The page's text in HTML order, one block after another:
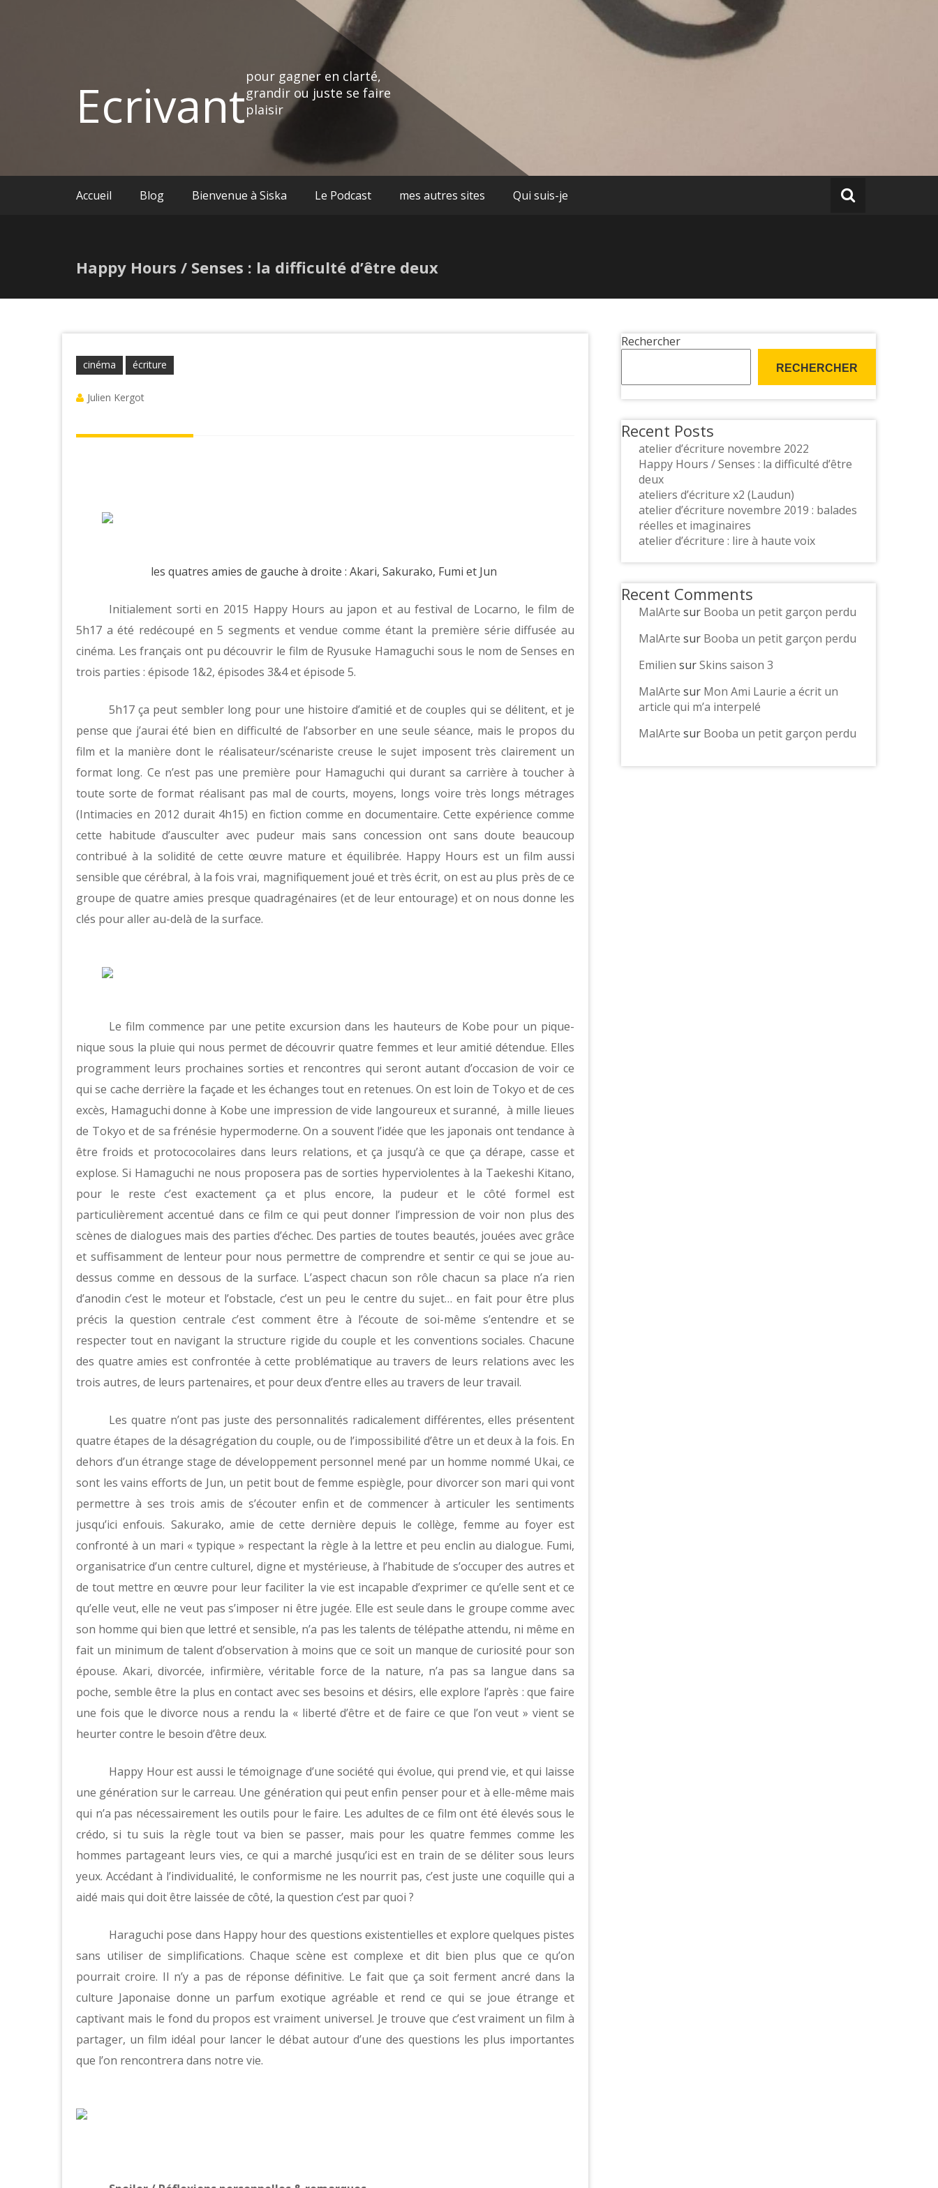
Ecrivantpour gagner en clarté,
grandir ou juste se faire
plaisir
Accueil Blog Bienvenue à Siska Le Podcast mes autres sites Qui suis-je
Happy Hours / Senses : la difficulté d’être deux
cinéma écriture
Julien Kergot
les quatres amiesde gauche à droite : Akari, Sakurako, Fumi et Jun
Initialement sorti en 2015 Happy Hours au japon et au festival de Locarno, le film de
5h17 a été redécoupé en 5 segments et vendue comme étant la première série diffusée au
cinéma. Les français ont pu découvrir le film de Ryusuke Hamaguchi sous le nom de Senses en
trois parties : épisode 1&2, épisodes 3&4 et épisode 5.
5h17 ça peut sembler long pour une histoire d’amitié et de couples qui se délitent, et je
pense que j’aurai été bien en difficulté de l’absorber en une seule séance, mais le propos du
film et la manière dont le réalisateur/scénariste creuse le sujet imposent très clairement un
format long. Ce n’est pas une première pour Hamaguchi qui durant sa carrière à toucher à
toute sorte de format réalisant pas mal de courts, moyens, longs voire très longs métrages
(Intimacies en 2012 durait 4h15) en fiction comme en documentaire. Cette expérience comme
cette habitude d’ausculter avec pudeur mais sans concession ont sans doute beaucoup
contribué à la solidité de cette œuvre mature et équilibrée. Happy Hours est un film aussi
sensible que cérébral, à la fois vrai, magnifiquement joué et très écrit, on est au plus près de ce
groupe de quatre amies presque quadragénaires (et de leur entourage) et on nous donne les
clés pour aller au-delà de la surface.
Le film commence par une petite excursion dans les hauteurs de Kobe pour un pique-
nique sous la pluie qui nous permet de découvrir quatre femmes et leur amitié détendue. Elles
programment leurs prochaines sorties et rencontres qui seront autant d’occasion de voir ce
qui se cache derrière la façade et les échanges tout en retenues. On est loin de Tokyo et de ces
excès, Hamaguchi donne à Kobe une impression de vide langoureux et suranné, à mille lieues
de Tokyo et de sa frénésie hypermoderne. On a souvent l’idée que les japonais ont tendance à
être froids et protococolaires dans leurs relations, et ça jusqu’à ce que ça dérape, casse et
explose. Si Hamaguchi ne nous proposera pas de sorties hyperviolentes à la Taekeshi Kitano,
pour le reste c’est exactement ça et plus encore, la pudeur et le côté formel est
particulièrement accentué dans ce film ce qui peut donner l’impression de voir non plus des
scènes de dialogues mais des parties d’échec. Des parties de toutes beautés, jouées avec grâce
et suffisamment de lenteur pour nous permettre de comprendre et sentir ce qui se joue au-
dessus comme en dessous de la surface. L’aspect chacun son rôle chacun sa place n’a rien
d’anodin c’est le moteur et l’obstacle, c’est un peu le centre du sujet… en fait pour être plus
précis la question centrale c’est comment être à l’écoute de soi-même s’entendre et se
respecter tout en navigant la structure rigide du couple et les conventions sociales. Chacune
des quatre amies est confrontée à cette problématique au travers de leurs relations avec les
trois autres, de leurs partenaires, et pour deux d’entre elles au travers de leur travail.
Les quatre n’ont pas juste des personnalités radicalement différentes, elles présentent
quatre étapes de la désagrégation du couple, ou de l’impossibilité d’être un et deux à la fois. En
dehors d’un étrange stage de développement personnel mené par un homme nommé Ukai, ce
sont les vains efforts de Jun, un petit bout de femme espiègle, pour divorcer son mari qui vont
permettre à ses trois amis de s’écouter enfin et de commencer à articuler les sentiments
jusqu’ici enfouis. Sakurako, amie de cette dernière depuis le collège, femme au foyer est
confronté à un mari « typique » respectant la règle à la lettre et peu enclin au dialogue. Fumi,
organisatrice d’un centre culturel, digne et mystérieuse, à l’habitude de s’occuper des autres et
de tout mettre en œuvre pour leur faciliter la vie est incapable d’exprimer ce qu’elle sent et ce
qu’elle veut, elle ne veut pas s’imposer ni être jugée. Elle est seule dans le groupe comme avec
son homme qui bien que lettré et sensible, n’a pas les talents de télépathe attendu, ni même en
fait un minimum de talent d’observation à moins que ce soit un manque de curiosité pour son
épouse. Akari, divorcée, infirmière, véritable force de la nature, n’a pas sa langue dans sa
poche, semble être la plus en contact avec ses besoins et désirs, elle explore l’après : que faire
une fois que le divorce nous a rendu la « liberté d’être et de faire ce que l’on veut » vient se
heurter contre le besoin d’être deux.
Happy Hour est aussi le témoignage d’une société qui évolue, qui prend vie, et qui laisse
une génération sur le carreau. Une génération qui peut enfin penser pour et à elle-même mais
qui n’a pas nécessairement les outils pour le faire. Les adultes de ce film ont été élevés sous le
crédo, si tu suis la règle tout va bien se passer, mais pour les quatre femmes comme les
hommes partageant leurs vies, ce qui a marché jusqu’ici est en train de se déliter sous leurs
yeux. Accédant à l’individualité, le conformisme ne les nourrit pas, c’est juste une coquille qui a
aidé mais qui doit être laissée de côté, la question c’est par quoi ?
Haraguchi pose dans Happy hour des questions existentielles et explore quelques pistes
sans utiliser de simplifications. Chaque scène est complexe et dit bien plus que ce qu’on
pourrait croire. Il n’y a pas de réponse définitive. Le fait que ça soit ferment ancré dans la
culture Japonaise donne un parfum exotique agréable et rend ce qui se joue étrange et
captivant mais le fond du propos est vraiment universel. Je trouve que c’est vraiment un film à
partager, un film idéal pour lancer le débat autour d’une des questions les plus importantes
que l’on rencontrera dans notre vie.
Rechercher
RECHERCHER
Recent Posts
atelier d’écriture novembre 2022
Happy Hours / Senses : la difficulté d’être
deux
ateliers d’écriture x2 (Laudun)
atelier d’écriture novembre 2019 : balades
réelles et imaginaires
atelier d’écriture : lire à haute voix
Recent Comments
MalArte sur Booba un petit garçon perdu
MalArte sur Booba un petit garçon perdu
Emilien surSkins saison 3
MalArte sur Mon Ami Laurie a écrit un
article qui m’a interpelé
MalArte sur Booba un petit garçon perdu